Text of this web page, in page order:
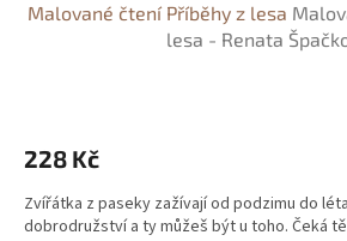
Malované čtení Příběhy z lesa
lesa - Renata
228 Kč
Zvířátka z paseky zažívají od podzimu do
dobrodružství a ty můžeš být u toho. Čeká